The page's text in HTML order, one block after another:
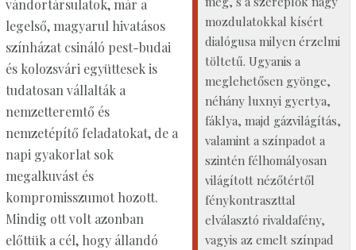
mozdulatokkal kísért
dialógusa milyen érzelmi
töltetű. Ugyanis a
meglehetősen gyönge,
néhány luxnyi gyertya,
fáklya, majd gázvilágítás,
valamint a színpadot a
szintén félhomályosan
világított nézőtértől
fénykontraszttal
elválasztó rivaldafény,
vagyis az emelt színpad
vándortársulatok, már a
legelső, magyarul hivatásos
színházat csináló pest-budai
és kolozsvári együttesek is
tudatosan vállalták a
nemzetteremtő és
nemzetépítő feladatokat, de a
napi gyakorlat sok
megalkuvást és
kompromisszumot hozott.
Mindig ott volt azonban
előttük a cél, hogy állandó